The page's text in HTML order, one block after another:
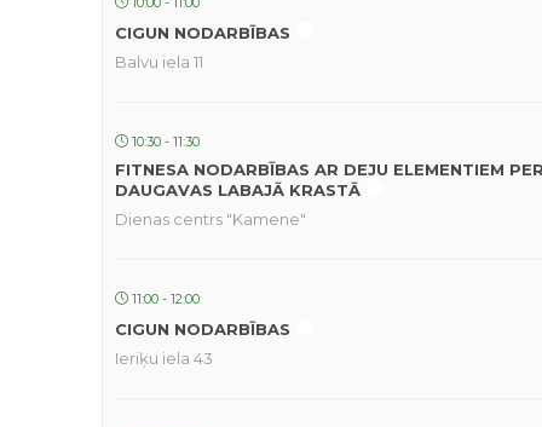
CIGUN NODARBĪBAS
Balvu iela 11
10:30 - 11:30
FITNESA NODARBĪBAS AR DEJU ELEMENTIEM
DAUGAVAS LABAJĀ KRASTĀ
Dienas centrs "Kamene"
11:00 - 12:00
CIGUN NODARBĪBAS
Ieriķu iela 43